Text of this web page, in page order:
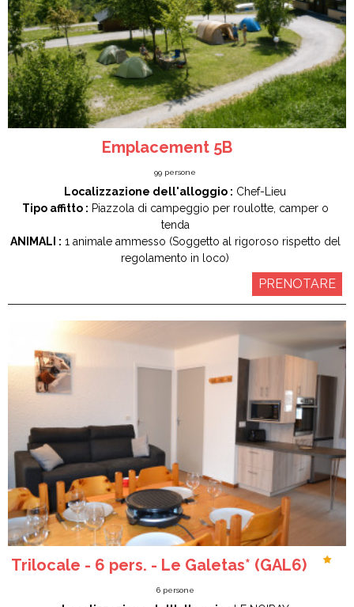
Emplacement 5B
99 persone
Localizzazione dell'alloggio : Chef-Lieu
Tipo affitto : Piazzola di campeggio per roulotte, camper o
tenda
ANIMALI : 1 animale ammesso (Soggetto al rigoroso rispetto del
regolamento in loco)
PRENOTARE
Trilocale - 6 pers. - Le Galetas* (GAL6)
6 persone